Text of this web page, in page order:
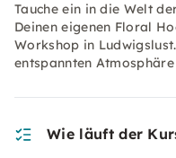
Tauche ein in die Welt
Deinen eigenen Floral
Workshop in
entspannten
Wie läuft der